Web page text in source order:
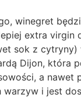
winegret
extra virgin
sok z
Dijon, która
a nawet
i jest